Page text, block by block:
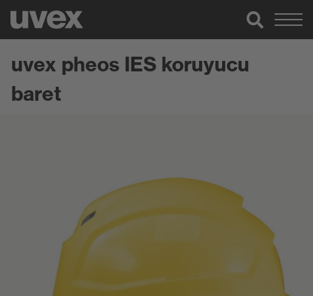
uvex pheos IES koruyucu
baret